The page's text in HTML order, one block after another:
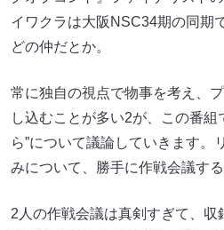
イワクラは大阪NSC34期の同期
どの仲だとか。
常に独自の視点で物事を考え、
し込むことが多い2が、この番組
ら”について議論していきます。
みについて、勝手に作戦会議する
2人の作戦会議は真剣すぎて、収